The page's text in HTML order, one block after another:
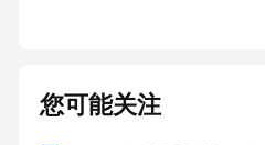
信，服务客户，维护行业
您可能关注